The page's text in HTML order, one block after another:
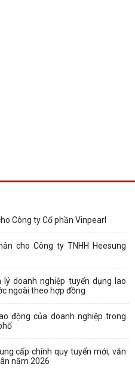
Công ty Cổ phần Vinpearl
cho Công ty TNHH Heesung
doanh nghiệp tuyển dụng lao
ngoài theo hợp đồng
động của doanh nghiệp trong
cấp chính quy tuyển mới, văn
năm 2026